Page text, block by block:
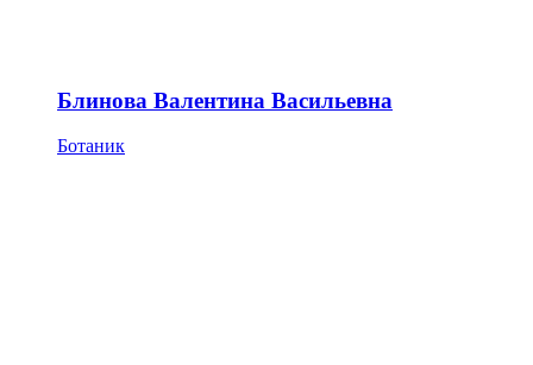
Блинова Валентина Васильевна
Ботаник